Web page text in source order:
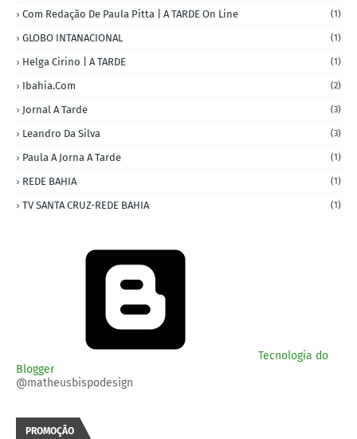
Com Redação De Paula Pitta | A TARDE On Line (1)
GLOBO INTANACIONAL (1)
Helga Cirino | A TARDE (1)
Ibahia.com (2)
Jornal A Tarde (3)
Leandro Da Silva (3)
Paula A Jorna A Tarde (1)
REDE BAHIA (1)
TV SANTA CRUZ-REDE BAHIA (1)
Tecnologia do
Blogger
@matheusbispodesign
PROMOÇÃO